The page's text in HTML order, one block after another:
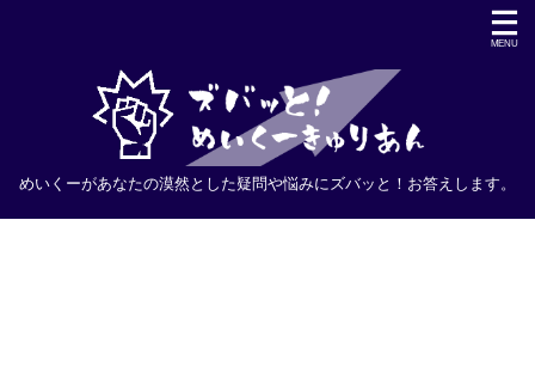
めいくーがあなたの漠然とした疑問や悩みにズバッと！お答えします。